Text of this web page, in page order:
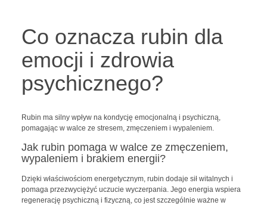
Co oznacza rubin dla
emocji i zdrowia
psychicznego?
Rubin ma silny wpływ na kondycję emocjonalną i psychiczną,
pomagając w walce ze stresem, zmęczeniem i wypaleniem.
Jak rubin pomaga w walce ze zmęczeniem,
wypaleniem i brakiem energii?
Dzięki właściwościom energetycznym, rubin dodaje sił witalnych i
pomaga przezwyciężyć uczucie wyczerpania. Jego energia wspiera
regenerację psychiczną i fizyczną, co jest szczególnie ważne w